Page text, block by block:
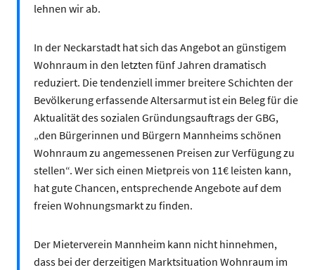
lehnen wir ab.
In der Neckarstadt hat sich das Angebot an günstigem
Wohnraum in den letzten fünf Jahren dramatisch
reduziert. Die tendenziell immer breitere Schichten der
Bevölkerung erfassende Altersarmut ist ein Beleg für die
Aktualität des sozialen Gründungsauftrags der GBG,
„den Bürgerinnen und Bürgern Mannheims schönen
Wohnraum zu angemessenen Preisen zur Verfügung zu
stellen“. Wer sich einen Mietpreis von 11€ leisten kann,
hat gute Chancen, entsprechende Angebote auf dem
freien Wohnungsmarkt zu finden.
Der Mieterverein Mannheim kann nicht hinnehmen,
dass bei der derzeitigen Marktsituation Wohnraum im